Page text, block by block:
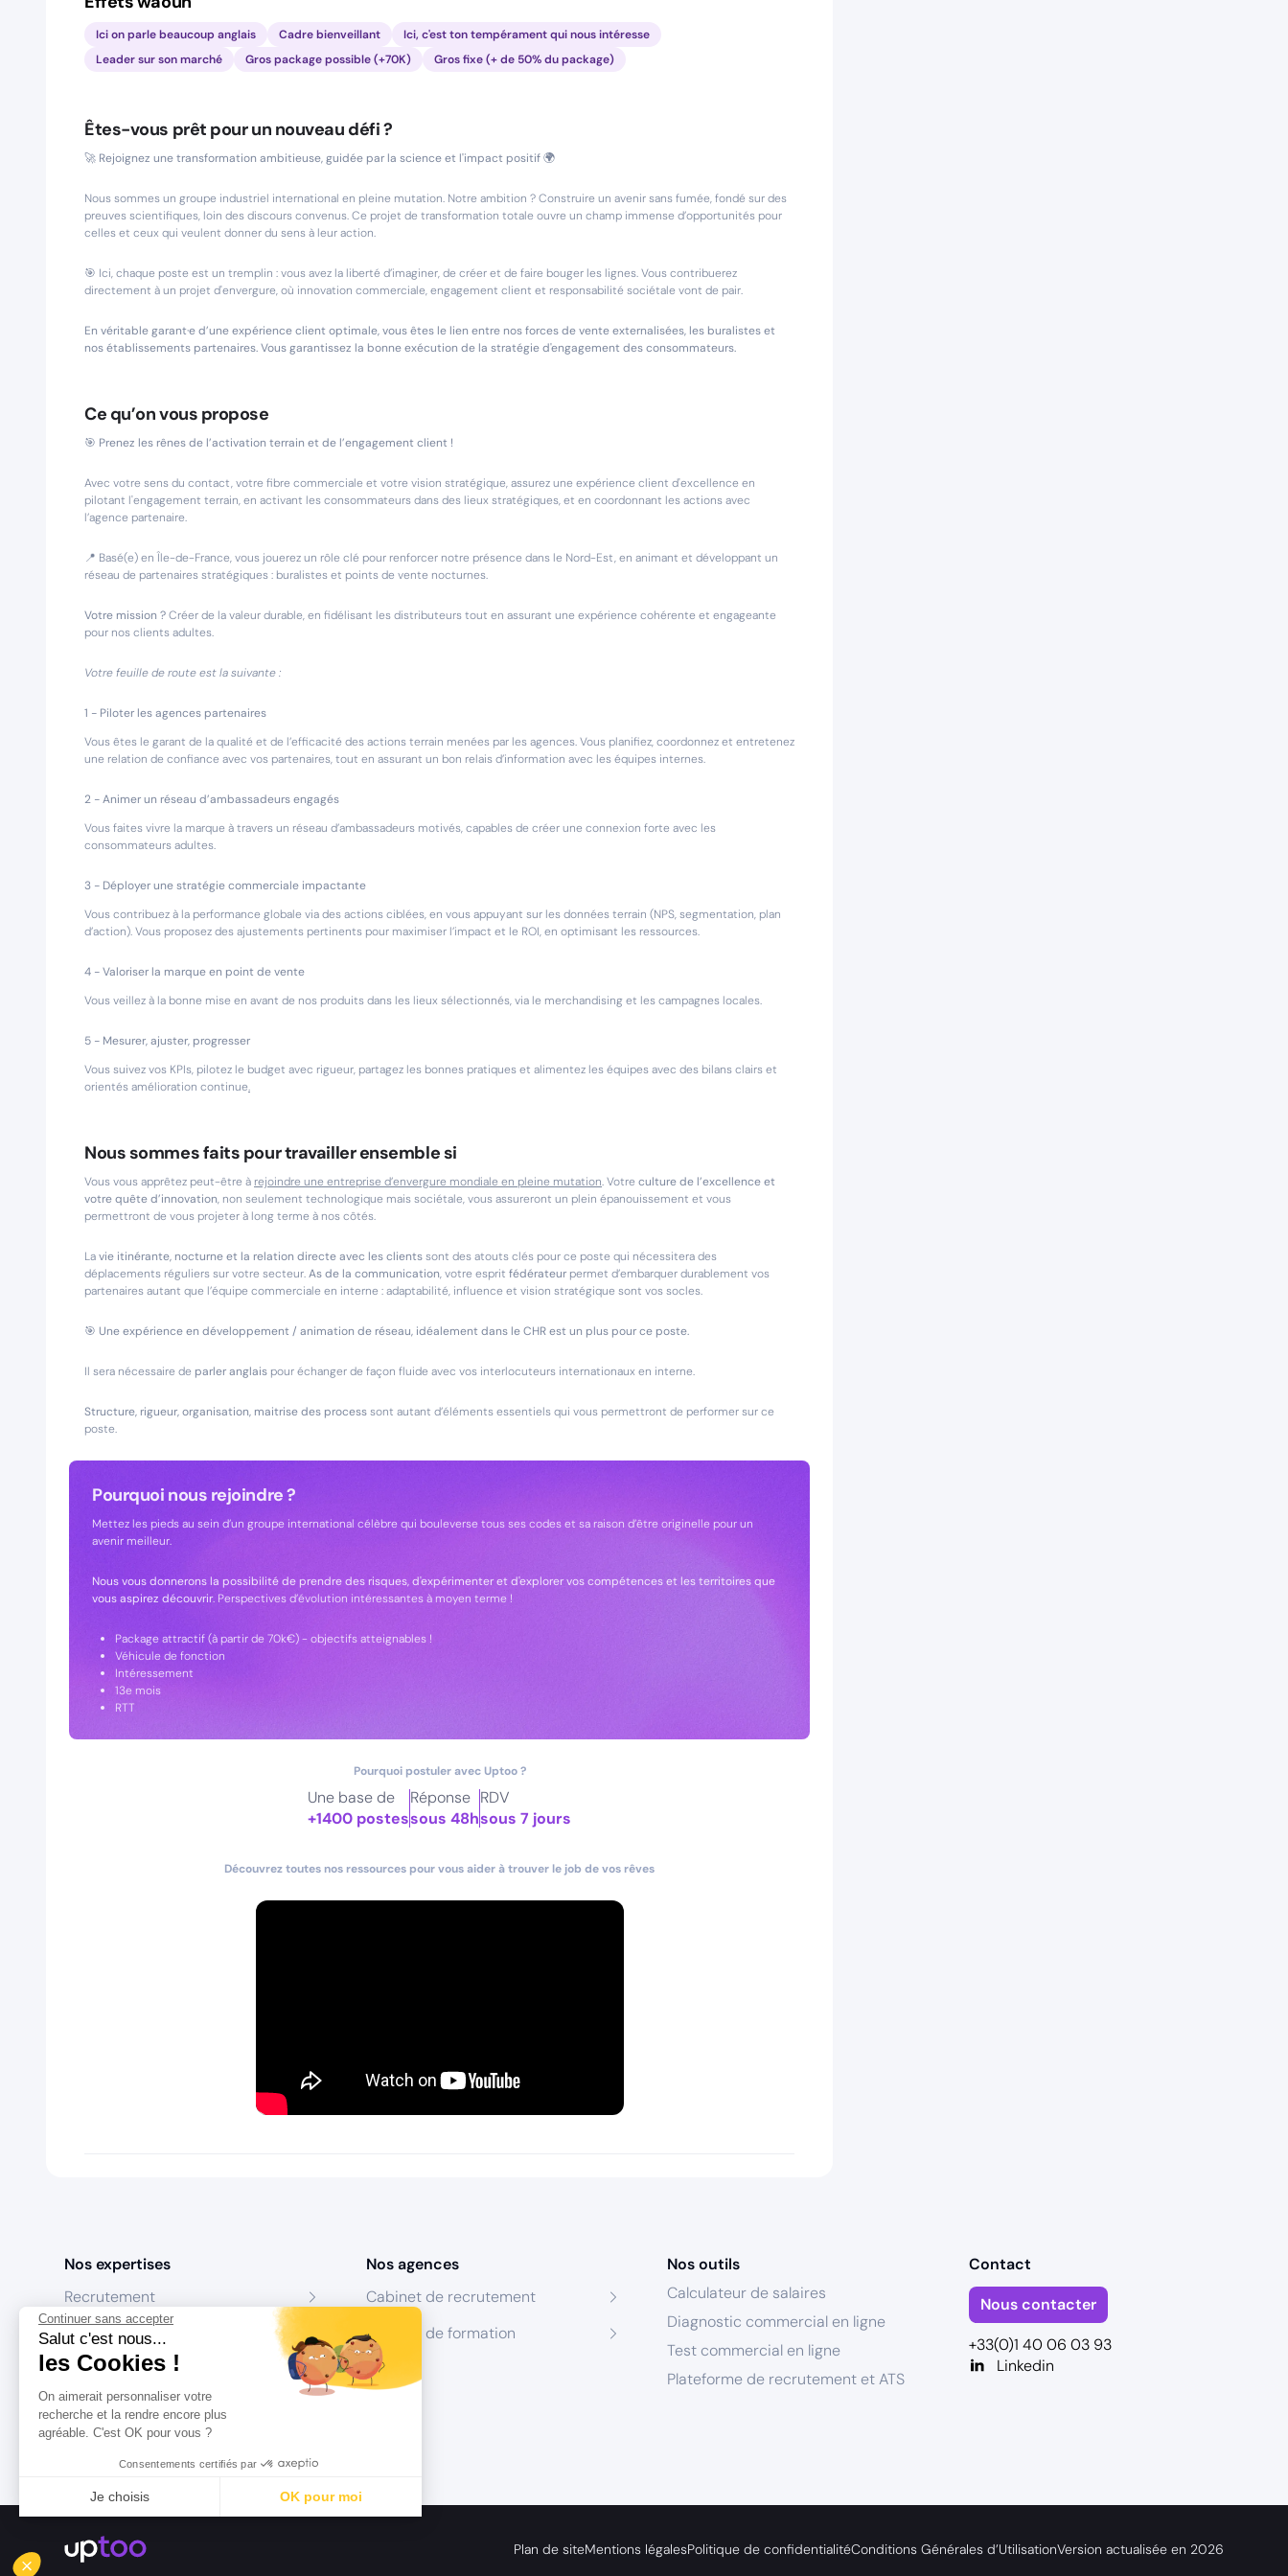
Continuer sans accepter
Salut c'est nous...
les Cookies !
On aimerait personnaliser votre
recherche et la rendre encore plus
agréable. C'est OK pour vous ?
Consentements certifiés par
Je choisis OK pour moi
Notre plateforme vous permet d'adapter et de gérer vos paramètres de confidentialité, en garantissant la conformité avec les réglementations. Personnalisez vos préférences pour
Ici on parle beaucoup anglais Cadre bienveillant
Ici, c'est ton tempérament qui nous intéresse
Leader sur son marché
Gros package possible (+70K) Gros fixe (+ de 50% du package)
Êtes-vous prêt pour un nouveau défi ?
🚀 Rejoignez une transformation ambitieuse, guidée par la science et l'impact positif 🌍
Nous sommes un groupe industriel international en pleine mutation. Notre ambition ? Construire un avenir sans fumée, fondé sur des
preuves scientifiques, loin des discours convenus. Ce projet de transformation totale ouvre un champ immense d’opportunités pour
celles et ceux qui veulent donner du sens à leur action.
🎯 Ici, chaque poste est un tremplin : vous avez la liberté d’imaginer, de créer et de faire bouger les lignes. Vous contribuerez
directement à un projet d'envergure, où innovation commerciale, engagement client et responsabilité sociétale vont de pair.
En véritable garant·e d’une expérience client optimale, vous êtes le lien entre nos forces de vente externalisées, les buralistes et
nos établissements partenaires. Vous garantissez la bonne exécution de la stratégie d'engagement des consommateurs.
Ce qu’on vous propose
🎯 Prenez les rênes de l’activation terrain et de l’engagement client !
Avec votre sens du contact, votre fibre commerciale et votre vision stratégique, assurez une expérience client d'excellence en
pilotant l'engagement terrain, en activant les consommateurs dans des lieux stratégiques, et en coordonnant les actions avec
l’agence partenaire.
📍 Basé(e) en Île-de-France, vous jouerez un rôle clé pour renforcer notre présence dans le Nord-Est, en animant et développant un
réseau de partenaires stratégiques : buralistes et points de vente nocturnes.
Votre mission ?Créer de la valeur durable, en fidélisant les distributeurs tout en assurant une expérience cohérente et engageante
pour nos clients adultes.
Votre feuille de route est la suivante :
1 - Piloter les agences partenaires
Vous êtes le garant de la qualité et de l’efficacité des actions terrain menées par les agences. Vous planifiez, coordonnez et entretenez
une relation de confiance avec vos partenaires, tout en assurant un bon relais d’information avec les équipes internes.
2 - Animer un réseau d’ambassadeurs engagés
Vous faites vivre la marque à travers un réseau d’ambassadeurs motivés, capables de créer une connexion forte avec les
consommateurs adultes.
3 - Déployer une stratégie commerciale impactante
Vous contribuez à la performance globale via des actions ciblées, en vous appuyant sur les données terrain (NPS, segmentation, plan
d’action). Vous proposez des ajustements pertinents pour maximiser l’impact et le ROI, en optimisant les ressources.
4 - Valoriser la marque en point de vente
Vous veillez à la bonne mise en avant de nos produits dans les lieux sélectionnés, via le merchandising et les campagnes locales.
5 - Mesurer, ajuster, progresser
Vous suivez vos KPIs, pilotez le budget avec rigueur, partagez les bonnes pratiques et alimentez les équipes avec des bilans clairs et
orientés amélioration continue.
Nous sommes faits pour travailler ensemble si
Vous vous apprêtez peut-être à rejoindre une entreprise d’envergure mondiale en pleine mutation. Votre culture de l’excellence et
votre quête d’innovation, non seulement technologique mais sociétale, vous assureront un plein épanouissement et vous
permettront de vous projeter à long terme à nos côtés.
Lavie itinérante, nocturne et la relation directe avec les clientssont des atouts clés pour ce poste qui nécessitera des
déplacements réguliers sur votre secteur.As de la communication, votre esprit fédérateur permet d’embarquer durablement vos
partenaires autant que l’équipe commerciale en interne : adaptabilité, influence et vision stratégique sont vos socles.
🎯 Une expérience en développement / animation de réseau, idéalement dans le CHR est un plus pour ce poste.
Il sera nécessaire de parler anglais pour échanger de façon fluide avec vos interlocuteurs internationaux en interne.
Structure, rigueur, organisation, maitrise des processsont autant d’éléments essentiels qui vous permettront de performer sur ce
poste.
Pourquoi nous rejoindre ?
Mettez les pieds au sein d’un groupe international célèbre qui bouleverse tous ses codes et sa raison d’être originelle pour un
avenir meilleur.
Nous vous donnerons la possibilité de prendre des risques, d'expérimenter et d'explorer vos compétences et les territoires que
vous aspirez découvrir. Perspectives d’évolution intéressantes à moyen terme !
Package attractif (à partir de 70k€) - objectifs atteignables !
Véhicule de fonction
Intéressement
13e mois
RTT
Pourquoi postuler avec Uptoo ?
Une base de
+1400 postes
Réponse
sous 48h
RDV
sous 7 jours
Découvrez toutes nos ressources pour vous aider à trouver le job de vos rêves
Nos expertises
Recrutement
Formation
Coaching
Conseil
Nos agences
Cabinet de recrutement
Centres de formation
Nos outils
Calculateur de salaires
Diagnostic commercial en ligne
Test commercial en ligne
Plateforme de recrutement et ATS
Contact
Nous contacter
+33(0)1 40 06 03 93
Linkedin
Plan de siteMentions légalesPolitique de confidentialitéConditions Générales d’UtilisationVersion actualisée en 2026